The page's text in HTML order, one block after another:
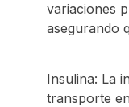
variaciones
asegurando
Insulina: La
transporte